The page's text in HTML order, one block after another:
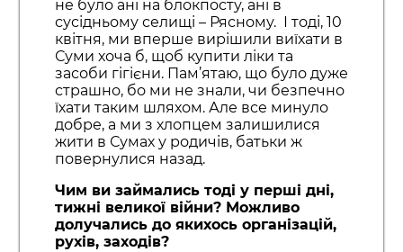
не було ані на блокпосту, ані в
сусідньому селищі – Рясному. І тоді, 10
квітня, ми вперше вирішили виїхати в
Суми хоча б, щоб купити ліки та
засоби гігієни. Пам’ятаю, що було дуже
страшно, бо ми не знали, чи безпечно
їхати таким шляхом. Але все минуло
добре, а ми з хлопцем залишилися
жити в Сумах у родичів, батьки ж
повернулися назад.
Чим ви займались тоді у перші дні,
тижні великої війни? Можливо
долучались до якихось організацій,
рухів, заходів?